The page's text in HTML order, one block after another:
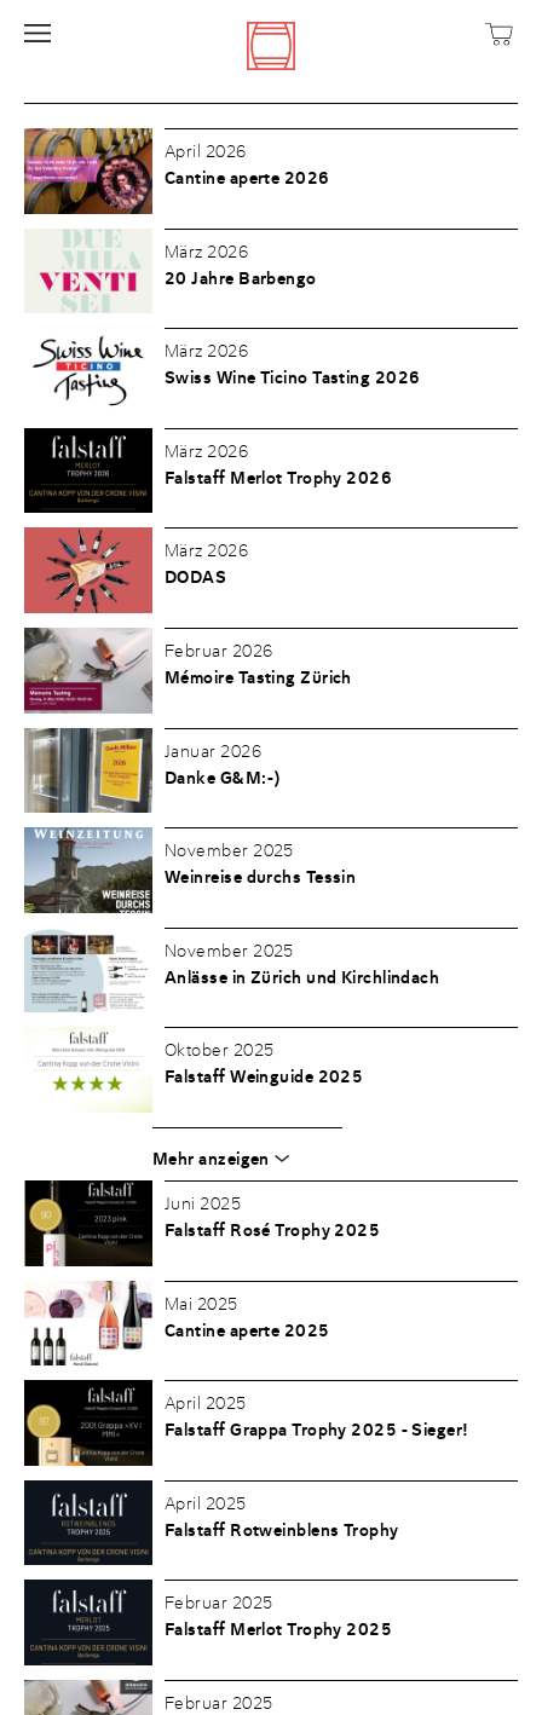
April 2026
Cantine aperte 2026
März 2026
20 Jahre Barbengo
März 2026
Swiss Wine Ticino Tasting 2026
März 2026
Falstaff Merlot Trophy 2026
März 2026
DODAS
Februar 2026
Mémoire Tasting Zürich
Januar 2026
Danke G&M:-)
November 2025
Weinreise durchs Tessin
November 2025
Anlässe in Zürich und Kirchlindach
Oktober 2025
Falstaff Weinguide 2025
Mehr anzeigen
Juni 2025
Falstaff Rosé Trophy 2025
Mai 2025
Cantine aperte 2025
April 2025
Falstaff Grappa Trophy 2025 - Sieger!
April 2025
Falstaff Rotweinblens Trophy
Februar 2025
Falstaff Merlot Trophy 2025
Februar 2025